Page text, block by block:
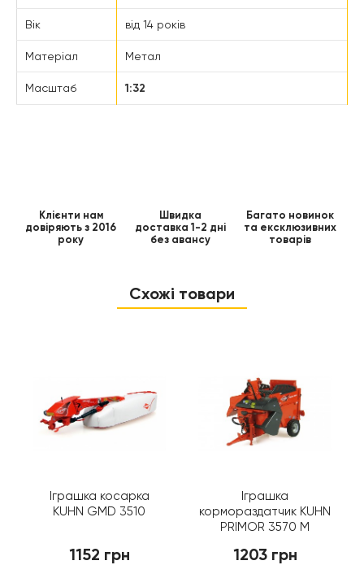
Вік від 14 років
Матеріал Метал
Масштаб 1:32
Клієнти нам
довіряють з 2016
року
Швидка
доставка 1-2 дні
без авансу
Багато новинок
та ексклюзивних
товарів
Схожі товари
Іграшка косарка
KUHN GMD 3510
1152 грн
Іграшка
кормораздатчик KUHN
PRIMOR 3570 M
1203 грн